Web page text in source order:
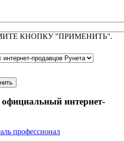
КНОПКУ "ПРИМЕНИТЬ".
интернет-